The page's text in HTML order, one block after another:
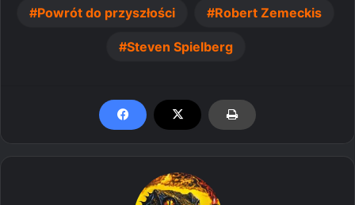
Powrót do przyszłości Robert Zemeckis
Steven Spielberg